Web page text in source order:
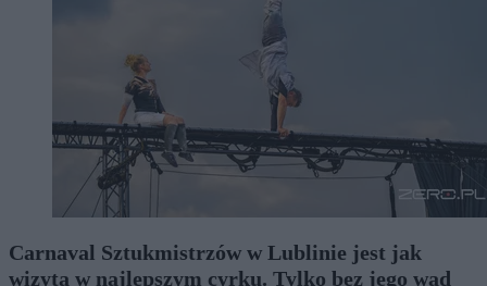
Carnaval Sztukmistrzów w Lublinie jest jak
wizyta w najlepszym cyrku. Tylko bez jego wad